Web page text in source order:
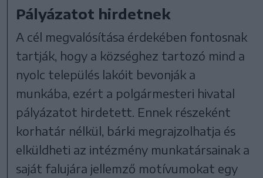
Pályázatot hirdetnek
A cél megvalósítása érdekében fontosnak
tartják, hogy a községhez tartozó mind a
nyolc település lakóit bevonják a
munkába, ezért a polgármesteri hivatal
pályázatot hirdetett. Ennek részeként
korhatár nélkül, bárki megrajzolhatja és
elküldheti az intézmény munkatársainak a
saját falujára jellemző motívumokat egy